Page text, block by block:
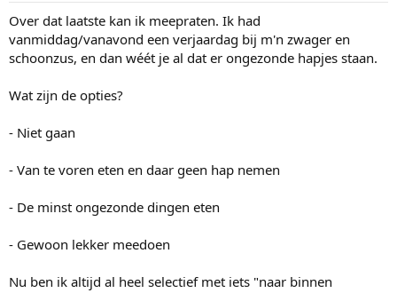
Over dat laatste kan ik meepraten. Ik had
vanmiddag/vanavond een verjaardag bij m'n zwager en
schoonzus, en dan wéét je al dat er ongezonde hapjes staan.
Wat zijn de opties?
- Niet gaan
- Van te voren eten en daar geen hap nemen
- De minst ongezonde dingen eten
- Gewoon lekker meedoen
Nu ben ik altijd al heel selectief met iets "naar binnen